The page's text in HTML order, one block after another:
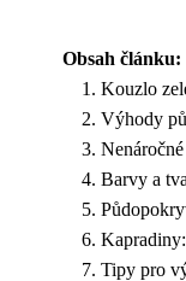
Obsah článku:
Kouzlo
Výhody
Barvy a
Kapradiny:
Tipy pro